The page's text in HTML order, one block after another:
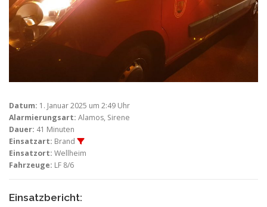
Datum: 1. Januar 2025 um 2:49 Uhr
Alarmierungsart: Alamos, Sirene
Dauer: 41 Minuten
Einsatzart: Brand
Einsatzort: Wellheim
Fahrzeuge: LF 8/6
Einsatzbericht: